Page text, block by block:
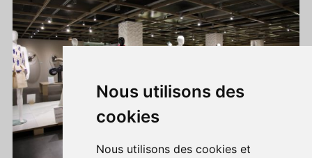
Nous utilisons des
cookies
Nous utilisons des cookies et